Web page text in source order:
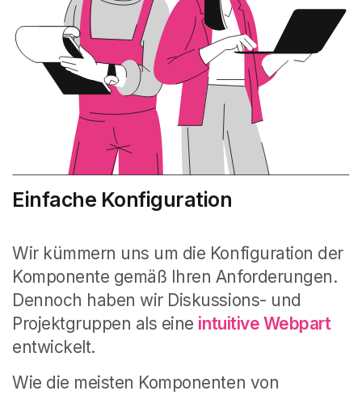
Einfache Konfiguration
Wir kümmern uns um die Konfiguration der
Komponente gemäß Ihren Anforderungen.
Dennoch haben wir Diskussions- und
Projektgruppen als eine intuitive Webpart
entwickelt.
Wie die meisten Komponenten von